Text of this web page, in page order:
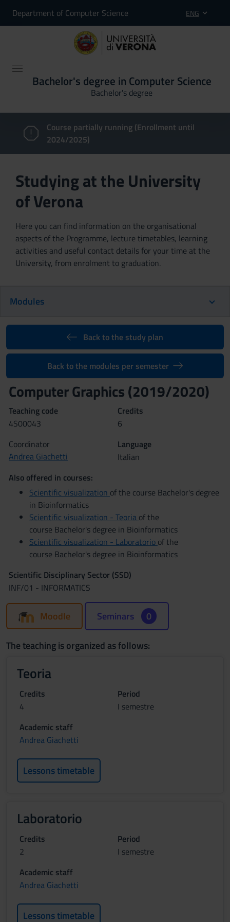
Department of Computer Science ENG
Bachelor's degree in Computer Science
Bachelor's degree
Course partially running (Enrollment until
2024/2025)
Studying at the University
of Verona
Here you can find information on the organisational
aspects of the Programme, lecture timetables, learning
activities and useful contact details for your time at the
University, from enrolment to graduation.
Modules
Back to the study plan
Back to the modules per semester
Computer Graphics (2019/2020)
Teaching code
4S00043
Credits
6
Coordinator
Andrea Giachetti
Language
Italian
Also offered in courses:
Scientific visualization of the course Bachelor's degree
in Bioinformatics
Scientific visualization - Teoria of the
course Bachelor's degree in Bioinformatics
Scientific visualization - Laboratorio of the
course Bachelor's degree in Bioinformatics
Scientific Disciplinary Sector (SSD)
INF/01 - INFORMATICS
Moodle Seminars 0
The teaching is organized as follows:
Teoria
Credits
4
Period
I semestre
Academic staff
Andrea Giachetti
Lessons timetable
Laboratorio
Credits
2
Period
I semestre
Academic staff
Andrea Giachetti
Lessons timetable